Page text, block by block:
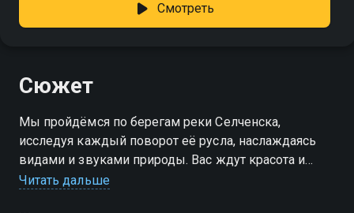
Смотреть
Сюжет
Мы пройдёмся по берегам реки Селченска,
исследуя каждый поворот её русла, наслаждаясь
видами и звуками природы. Вас ждут красота и
спокойствие!
Читать дальше